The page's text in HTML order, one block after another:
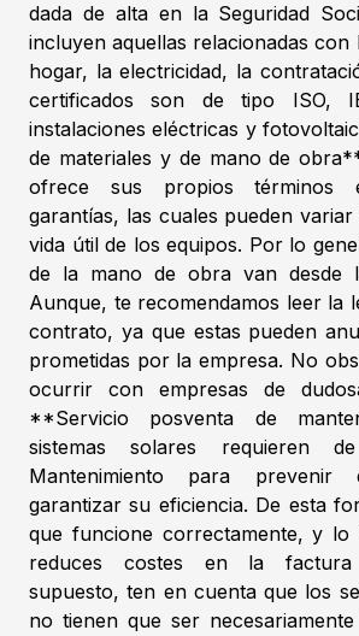
dada de alta en la Seguridad
incluyen aquellas relacionadas con
hogar, la electricidad, la
certificados son de tipo ISO,
instalaciones eléctricas y
de materiales y de mano de
ofrece sus propios términos
garantías, las cuales pueden
vida útil de los equipos. Por lo
de la mano de obra van desde
Aunque, te recomendamos leer la
contrato, ya que estas pueden
prometidas por la empresa. No
ocurrir con empresas de
**Servicio posventa de
sistemas solares requieren
Mantenimiento para prevenir
garantizar su eficiencia. De esta
que funcione correctamente, y lo
reduces costes en la
supuesto, ten en cuenta que los
no tienen que ser